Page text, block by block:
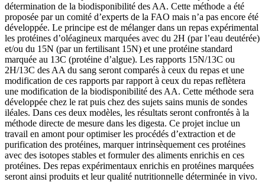
détermination de la biodisponibilité des AA. Cette méthode a été
proposée par un comité d’experts de la FAO mais n’a pas encore été
développée. Le principe est de mélanger dans un repas expérimental
les protéines d’oléagineux marquées avec du 2H (par l’eau deutérée)
et/ou du 15N (par un fertilisant 15N) et une protéine standard
marquée au 13C (protéine d’algue). Les rapports 15N/13C ou
2H/13C des AA du sang seront comparés à ceux du repas et une
modification de ces rapports par rapport à ceux du repas reflètera
une modification de la biodisponibilité des AA. Cette méthode sera
développée chez le rat puis chez des sujets sains munis de sondes
iléales. Dans ces deux modèles, les résultats seront confrontés à la
méthode directe de mesure dans les digesta. Ce projet inclue un
travail en amont pour optimiser les procédés d’extraction et de
purification des protéines, marquer intrinsèquement ces protéines
avec des isotopes stables et formuler des aliments enrichis en ces
protéines. Des repas expérimentaux enrichis en protéines marquées
seront ainsi produits et leur qualité nutritionnelle déterminée in vivo.